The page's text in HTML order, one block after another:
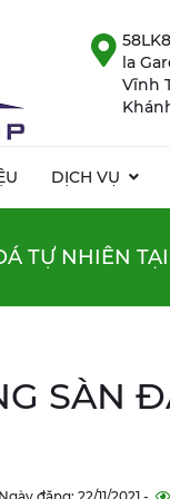
DỊCH VỤ
la
Vĩnh
TỰ NHIÊN
SÀN